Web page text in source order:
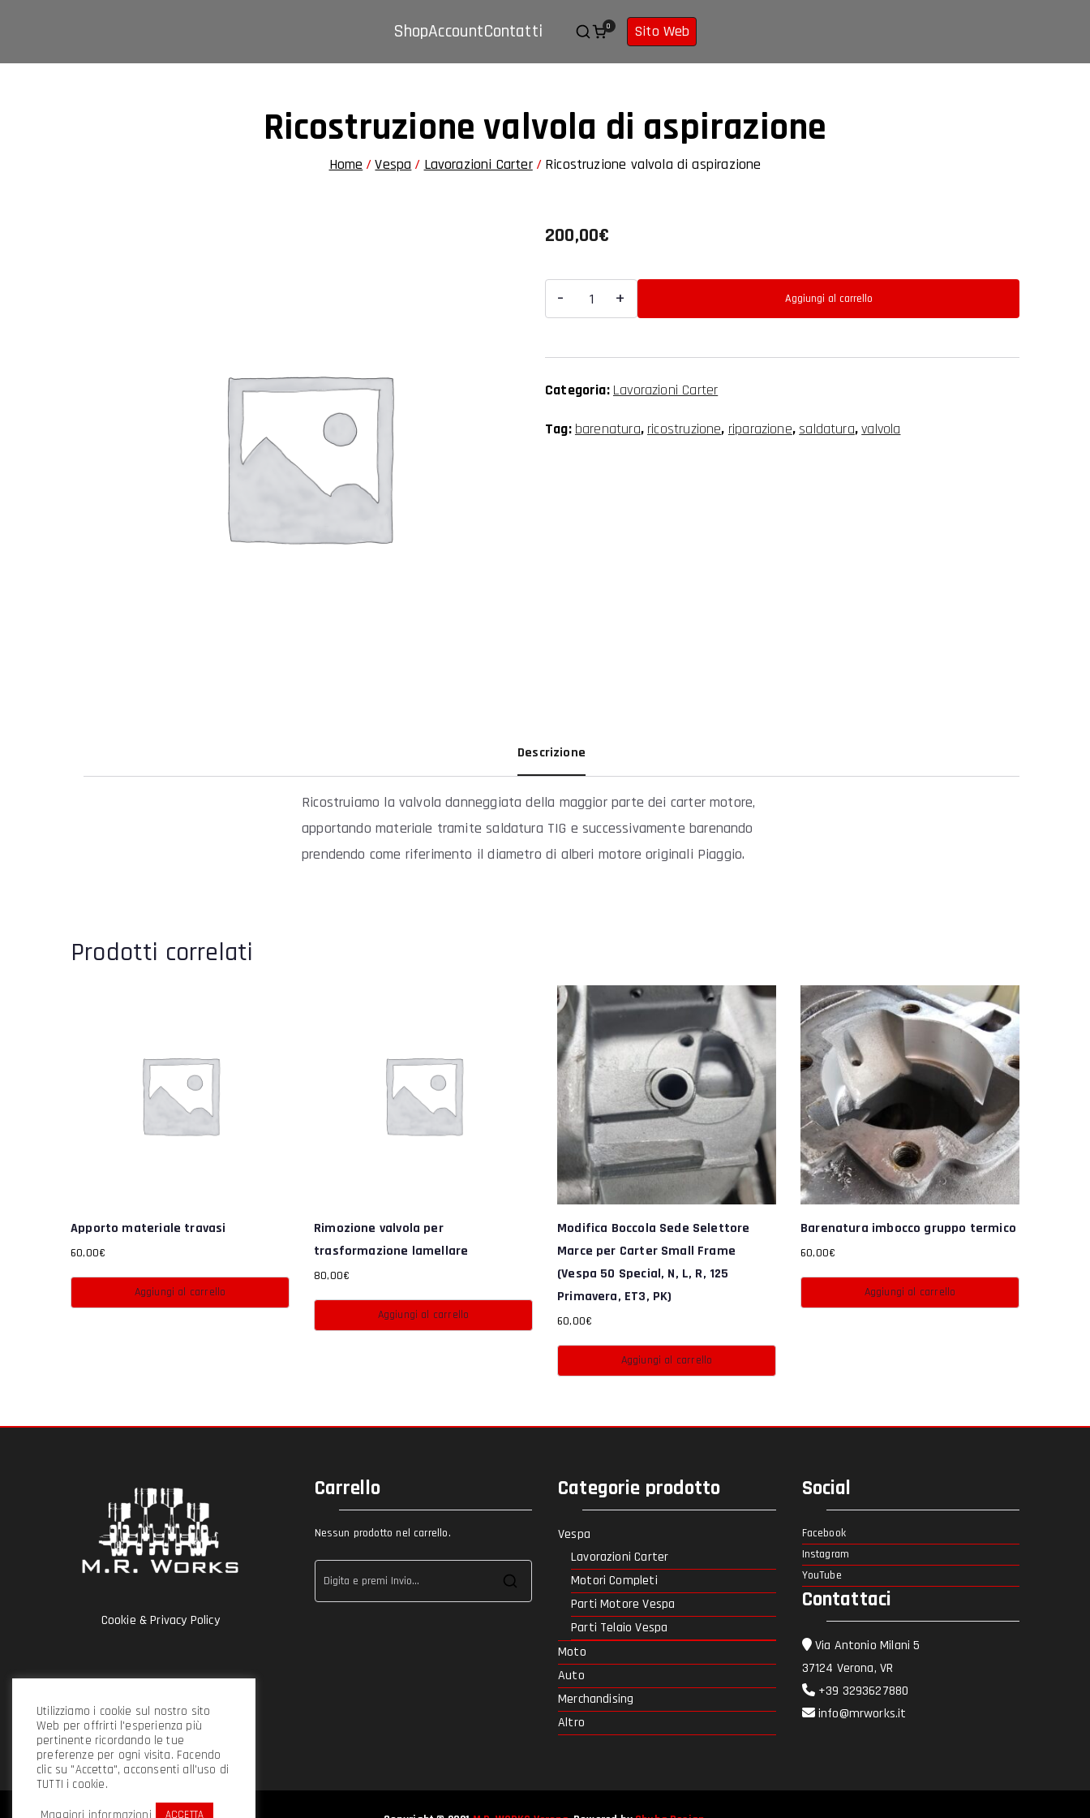
contenuto
M.R. WORKS Verona
Assistenza moto e auto
ShopAccountContatti 0 Sito Web
Ricostruzione valvola di aspirazione
Home Vespa Lavorazioni Carter Ricostruzione valvola di aspirazione
200,00€
-
Ricostruzione
valvola
quantità
+ Aggiungi al carrello
Categoria: Lavorazioni Carter
Tag: barenatura, ricostruzione, riparazione, saldatura,valvola
Descrizione
Ricostruiamo la valvola danneggiata della maggior parte dei carter motore,
apportando materiale tramite saldatura TIG e successivamente barenando
prendendo come riferimento il diametro di alberi motore originali Piaggio.
Prodotti correlati
Apporto materiale travasi
60,00€
Aggiungi al carrello
Rimozione valvola per
trasformazione lamellare
80,00€
Aggiungi al carrello
Modifica Boccola Sede Selettore
Marce per Carter Small Frame
(Vespa 50 Special, N, L, R, 125
Primavera, ET3, PK)
60,00€
Aggiungi al carrello
Barenatura imbocco gruppo termico
60,00€
Aggiungi al carrello
Cookie & Privacy Policy
Carrello
Nessun prodotto nel carrello.
Categorie prodotto
Vespa
Lavorazioni Carter
Motori Completi
Parti Motore Vespa
Parti Telaio Vespa
Moto
Auto
Merchandising
Altro
Social
Facebook
Instagram
YouTube
Contattaci
Via Antonio Milani 5
37124 Verona, VR
+39 3293627880
info@mrworks.it
Utilizziamo i cookie sul nostro sito
Web per offrirti l'esperienza più
pertinente ricordando le tue
preferenze per ogni visita. Facendo
clic su "Accetta", acconsenti all'uso di
TUTTI i cookie.
Maggiori informazioni
ACCETTA